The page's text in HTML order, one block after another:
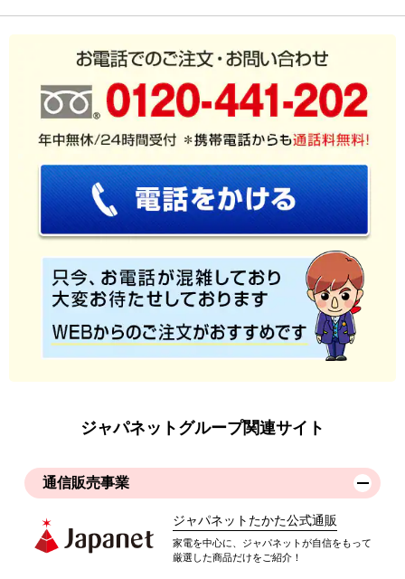
ジャパネットグループ関連サイト
通信販売事業
ジャパネットたかた公式通販
家電を中心に、ジャパネットが自信をもって
厳選した商品だけをご紹介！